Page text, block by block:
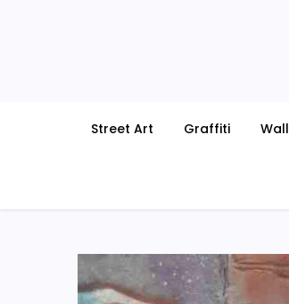
Street Art Graffiti Wall